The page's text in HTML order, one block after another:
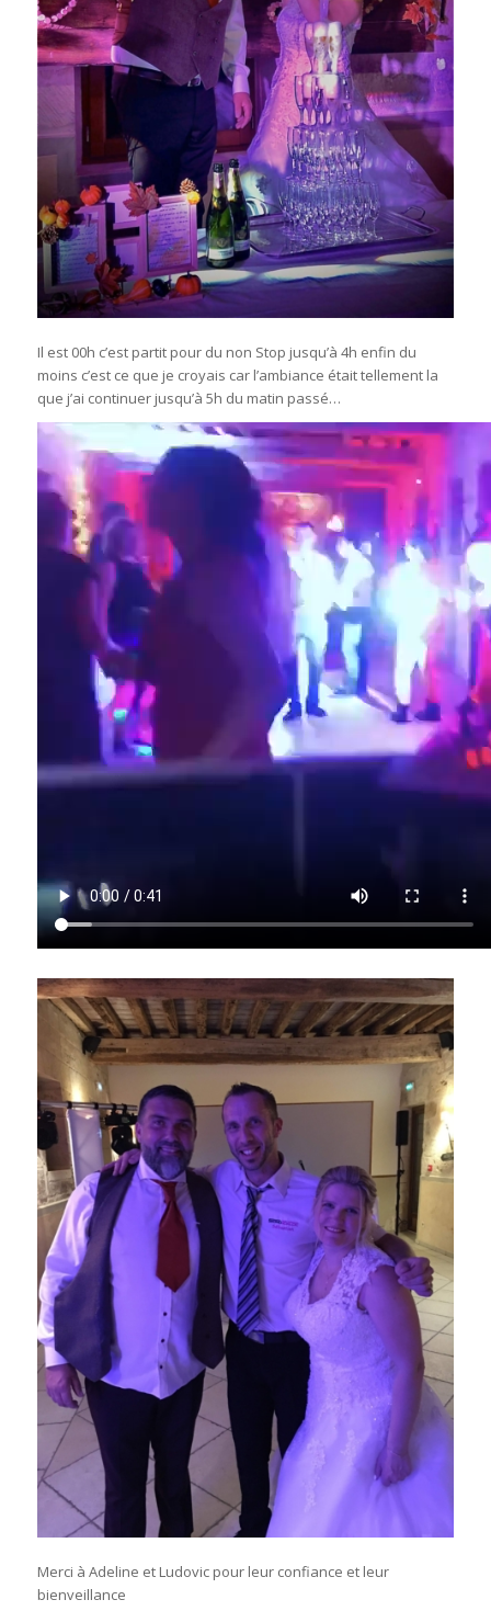
Il est 00h c’est partit pour du non Stop jusqu’à 4h enfin du
moins c’est ce que je croyais car l’ambiance était tellement la
que j’ai continuer jusqu’à 5h du matin passé…
Merci à Adeline et Ludovic pour leur confiance et leur
bienveillance